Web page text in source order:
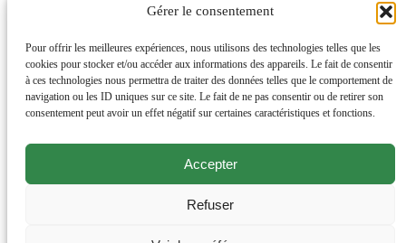
Gérer le consentement
Pour offrir les meilleures expériences, nous utilisons des technologies telles que les
cookies pour stocker et/ou accéder aux informations des appareils. Le fait de consentir
à ces technologies nous permettra de traiter des données telles que le comportement de
navigation ou les ID uniques sur ce site. Le fait de ne pas consentir ou de retirer son
consentement peut avoir un effet négatif sur certaines caractéristiques et fonctions.
Accepter
Refuser
Instagram
Lundi au samedi : 10h-20h30
Éditions et productions